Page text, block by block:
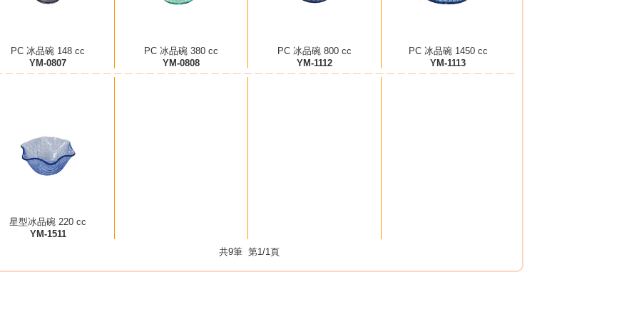
PC 冰品碗 148 cc
YM-0807
PC 冰品碗 380 cc
YM-0808
PC 冰品碗 800 cc
YM-1112
PC 冰品碗 1450 cc
YM-1113
星型冰品碗 220 cc
YM-1511
共9筆 第1/1頁